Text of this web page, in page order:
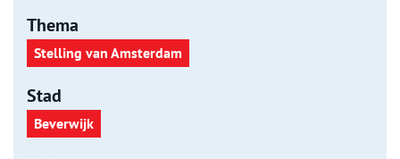
Thema
Stelling van Amsterdam
Stad
Beverwijk